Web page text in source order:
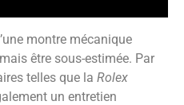
montre mécanique
être sous-estimée. Par
telles que la Rolex
un entretien